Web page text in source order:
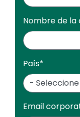
Nombre de
País*
Email